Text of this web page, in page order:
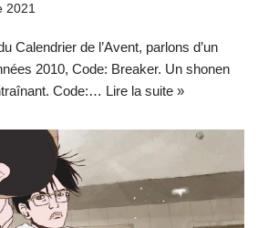
2021
Calendrier de l’Avent, parlons d’un
2010, Code: Breaker. Un shonen
Code:… Lire la suite »